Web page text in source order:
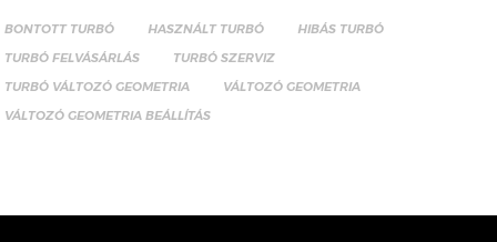
BONTOTT TURBÓ HASZNÁLT TURBÓ
HIBÁS TURBÓ
TURBÓ FELVÁSÁRLÁS
TURBÓ SZERVIZ
TURBÓ VÁLTOZÓ GEOMETRIA
VÁLTOZÓ GEOMETRIA
VÁLTOZÓ GEOMETRIA BEÁLLÍTÁS